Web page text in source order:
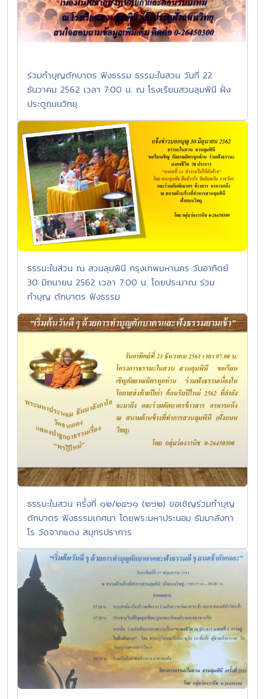
ร่วมทำบุญตักบาตร ฟังธรรม ธรรมะในสวน วันที่ 22
ธันวาคม 2562 เวลา 7:00 น. ณ โรงเรียนสวนลุมพินี ฝั่ง
ประตูถนนวิทยุ
ธรรมะในส่วน ณ สวนลุมพินี กรุงเทพมหานคร วันอาทิตย์
30 มิถนายน 2562 เวลา 7:00 น. โดยประมาณ ร่วม
ทำบุญ ตักบาตร ฟังธรรม
ธรรมะในสวน ครั้งที่ ๑๒/๒๕๖๑ (๒๖๒) ขอเชิญร่วมทำบุญ
ตักบาตร ฟังธรรมเทศนา โดยพระมหาประนอม ธัมมาลังกา
โร วัดจากแดง สมุทรปราการ